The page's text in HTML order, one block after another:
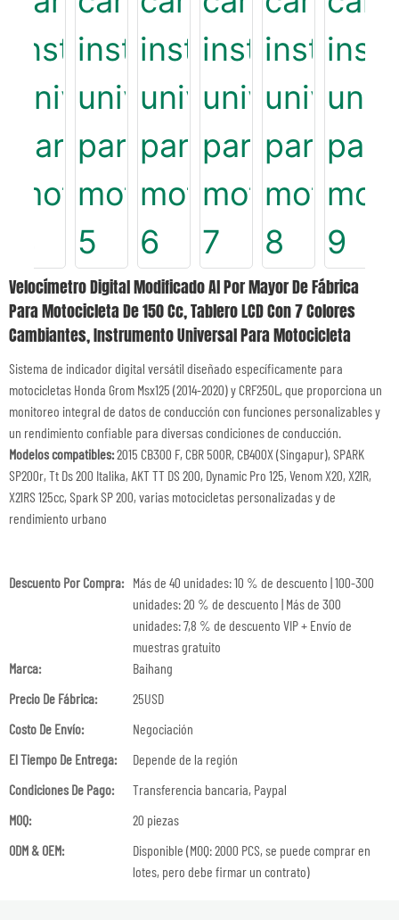
Velocímetro Digital Modificado Al Por Mayor De Fábrica
Para Motocicleta De 150 Cc, Tablero LCD Con 7 Colores
Cambiantes, Instrumento Universal Para Motocicleta
Sistema de indicador digital versátil diseñado específicamente para
motocicletas Honda Grom Msx125 (2014-2020) y CRF250L, que proporciona un
monitoreo integral de datos de conducción con funciones personalizables y
un rendimiento confiable para diversas condiciones de conducción.
Modelos compatibles:2015 CB300 F, CBR 500R, CB400X (Singapur), SPARK
SP200r, Tt Ds 200 Italika, AKT TT DS 200, Dynamic Pro 125, Venom X20, X21R,
X21RS 125cc, Spark SP 200, varias motocicletas personalizadas y de
rendimiento urbano
Descuento Por Compra: Más de 40 unidades: 10 % de descuento | 100-300
unidades: 20 % de descuento | Más de 300
unidades: 7,8 % de descuento VIP + Envío de
muestras gratuito
Marca:
Baihang
Precio De Fábrica:
25USD
Costo De Envío:
Negociación
El Tiempo De Entrega:
Depende de la región
Condiciones De Pago:
Transferencia bancaria, Paypal
MOQ:
20 piezas
ODM & OEM:
Disponible (MOQ: 2000 PCS, se puede comprar en
lotes, pero debe firmar un contrato)